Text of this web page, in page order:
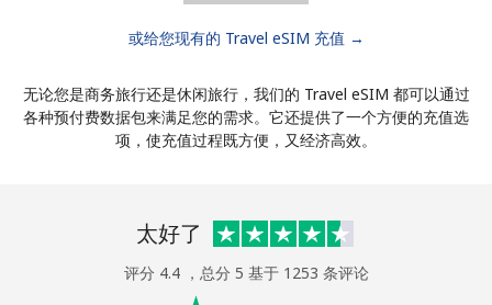
或给您现有的 Travel eSIM 充值 →
无论您是商务旅行还是休闲旅行，我们的 Travel eSIM 都可以通过
各种预付费数据包来满足您的需求。它还提供了一个方便的充值选
项，使充值过程既方便，又经济高效。
太好了
评分 4.4 ，总分 5 基于 1253 条评论